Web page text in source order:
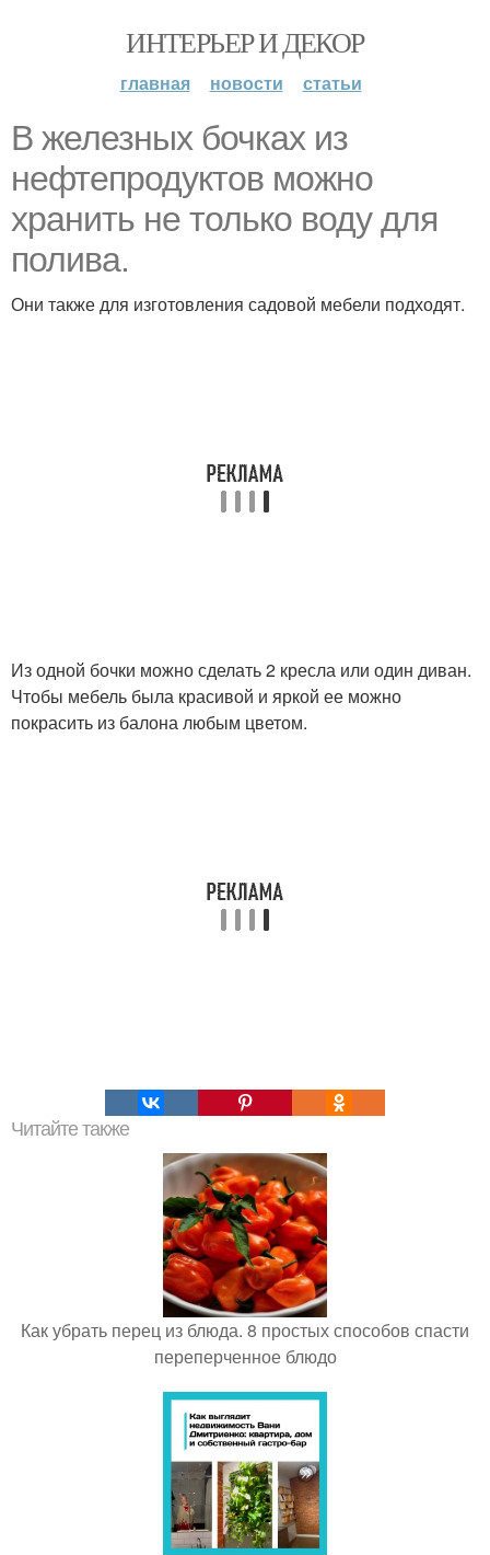
ИНТЕРЬЕР И ДЕКОР
главная новости статьи
В железных бочках из
нефтепродуктов можно
хранить не только воду для
полива.
Они также для изготовления садовой мебели подходят.
Из одной бочки можно сделать 2 кресла или один диван.
Чтобы мебель была красивой и яркой ее можно
покрасить из балона любым цветом.
Читайте также
Как убрать перец из блюда. 8 простых способов спасти
переперченное блюдо